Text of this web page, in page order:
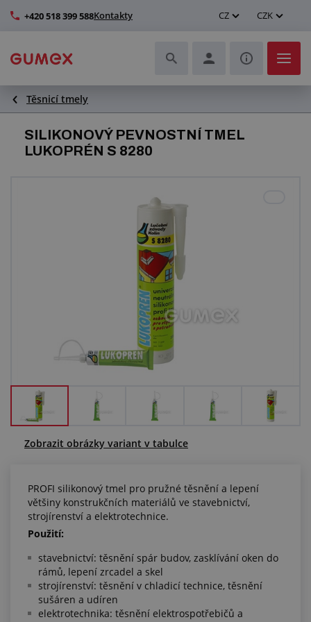
+420 518 399 588Kontakty CZ CZK
Hadice a jejich kompletace
Profily a výroba těsnění
Zlepšení pracovního prostředí
Další pryžové a plastové výrobky
O nás a kariéra
Těsnicí tmely
SILIKONOVÝ PEVNOSTNÍ TMEL
LUKOPRÉN S 8280
Zobrazit obrázky variant v tabulce
PROFI silikonový tmel pro pružné těsnění a lepení
většiny konstrukčních materiálů ve stavebnictví,
strojírenství a elektrotechnice.
Použití:
stavebnictví: těsnění spár budov, zasklívání oken do
rámů, lepení zrcadel a skel
strojírenství: těsnění v chladicí technice, těsnění
sušáren a udíren
elektrotechnika: těsnění elektrospotřebičů a